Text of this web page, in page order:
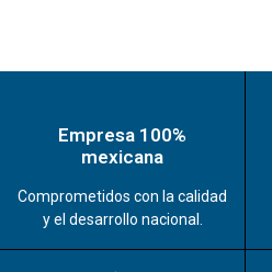
Empresa 100%
mexicana
Comprometidos con la calidad
y el desarrollo nacional.